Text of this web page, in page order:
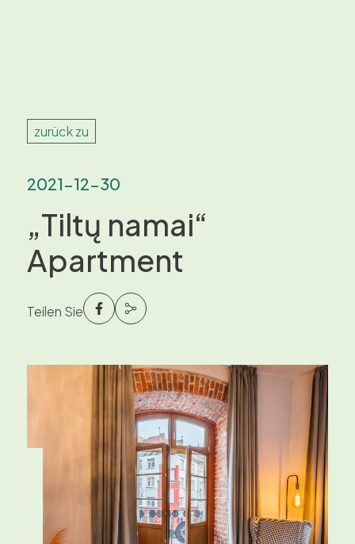
zurück zu
2021-12-30
„Tiltų namai“
Apartment
Teilen Sie